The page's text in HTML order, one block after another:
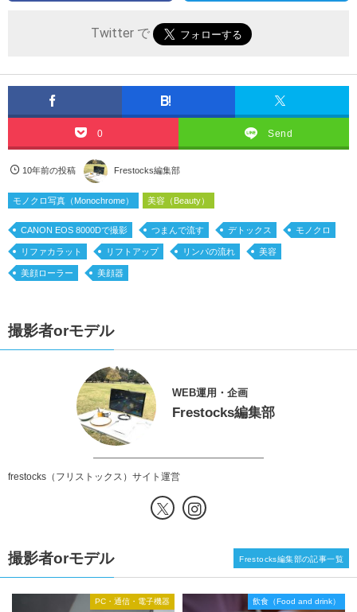
Twitter で
0 Send
10年前の投稿 Frestocks編集部
モノクロ写真（Monochrome） 美容（Beauty）
CANON EOS 8000Dで撮影 つまんで流す デトックス モノクロ
リファカラット リフトアップ リンパの流れ 美容
美顔ローラー 美顔器
撮影者orモデル
WEB運用・企画
Frestocks編集部
frestocks（フリストックス）サイト運営
撮影者orモデル
PC・通信・電子機器 飲食（Food and drink）
Frestocks編集部の記事一覧